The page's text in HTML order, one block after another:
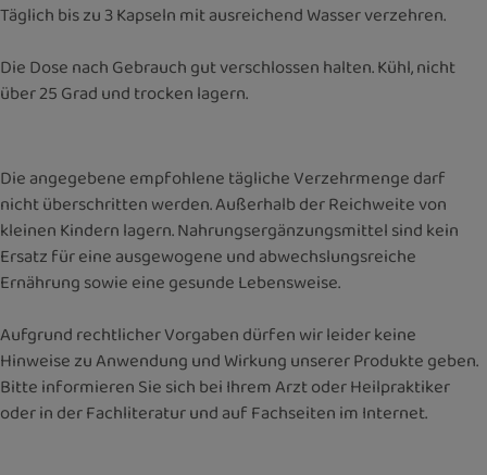
Täglich bis zu 3 Kapseln mit ausreichend Wasser verzehren.
Die Dose nach Gebrauch gut verschlossen halten. Kühl, nicht
über 25 Grad und trocken lagern.
Die angegebene empfohlene tägliche Verzehrmenge darf
nicht überschritten werden. Außerhalb der Reichweite von
kleinen Kindern lagern. Nahrungsergänzungsmittel sind kein
Ersatz für eine ausgewogene und abwechslungsreiche
Ernährung sowie eine gesunde Lebensweise.
Aufgrund rechtlicher Vorgaben dürfen wir leider keine
Hinweise zu Anwendung und Wirkung unserer Produkte geben.
Bitte informieren Sie sich bei Ihrem Arzt oder Heilpraktiker
oder in der Fachliteratur und auf Fachseiten im Internet.